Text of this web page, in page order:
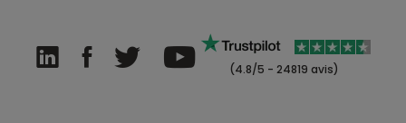
(4.8/5 - 24819 avis)